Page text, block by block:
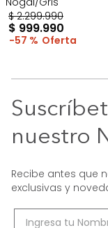
$ 2.299.990
$ 999.990
57 %
nuestro
Recibe antes que
exclusivas y